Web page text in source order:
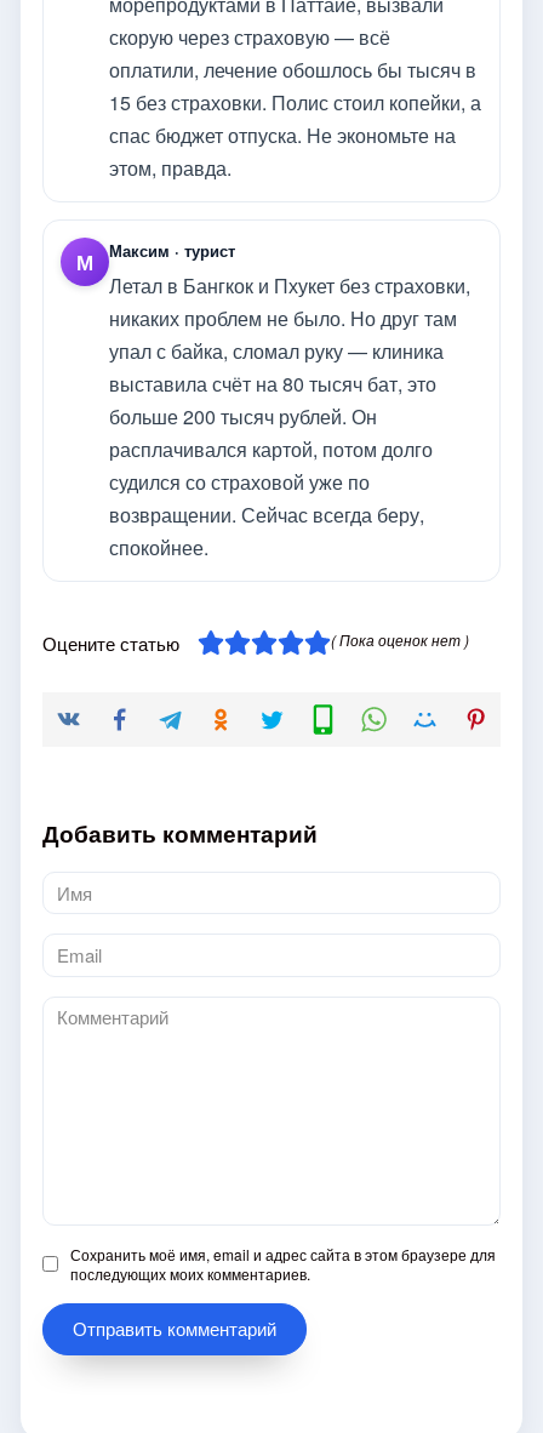
скорую через страховую — всё
оплатили, лечение обошлось бы тысяч в
15 без страховки. Полис стоил копейки, а
спас бюджет отпуска. Не экономьте на
этом, правда.
М Максим · турист
Летал в Бангкок и Пхукет без страховки,
никаких проблем не было. Но друг там
упал с байка, сломал руку — клиника
выставила счёт на 80 тысяч бат, это
больше 200 тысяч рублей. Он
расплачивался картой, потом долго
судился со страховой уже по
возвращении. Сейчас всегда беру,
спокойнее.
Оцените статью ( Пока оценок нет )
Добавить комментарий
Имя
*
Email
*
Комментарий
Сохранить моё имя, email и адрес сайта в этом браузере для
последующих моих комментариев.